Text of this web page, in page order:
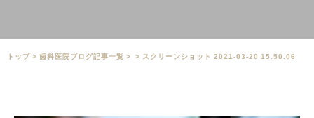
トップ > ⻭科医院ブログ記事一覧 > > スクリーンショット 2021-03-20 15.50.06